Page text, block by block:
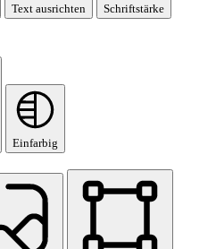
Text ausrichten Schriftstärke
Einfarbig